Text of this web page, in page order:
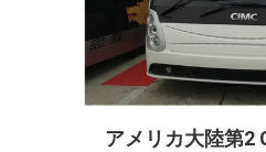
アメリカ大陸第2